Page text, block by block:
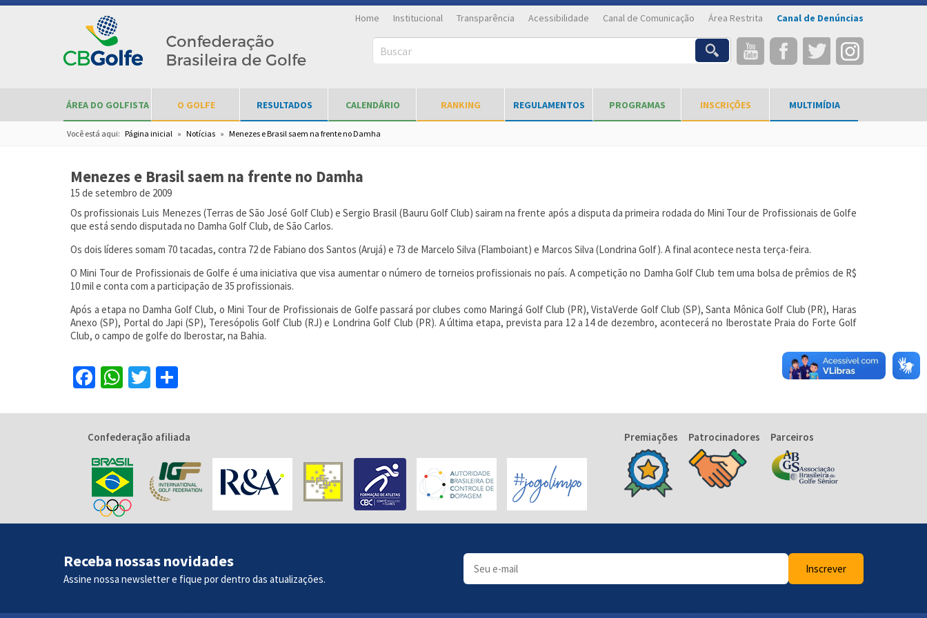
Home Institucional Transparência Acessibilidade Canal de Comunicação Área Restrita Canal de Denúncias
Buscar
ÁREA DO GOLFISTA O GOLFE RESULTADOS CALENDÁRIO RANKING REGULAMENTOS PROGRAMAS INSCRIÇÕES MULTIMÍDIA
Você está aqui: Página inicial » Notícias » Menezes e Brasil saem na frente no Damha
Menezes e Brasil saem na frente no Damha
15 de setembro de 2009
Os profissionais Luis Menezes (Terras de São José Golf Club) e Sergio Brasil (Bauru Golf Club) sairam na frente após a disputa da primeira rodada do Mini Tour de Profissionais de Golfe
que está sendo disputada no Damha Golf Club, de São Carlos.
Os dois líderes somam 70 tacadas, contra 72 de Fabiano dos Santos (Arujá) e 73 de Marcelo Silva (Flamboiant) e Marcos Silva (Londrina Golf). A final acontece nesta terça-feira.
O Mini Tour de Profissionais de Golfe é uma iniciativa que visa aumentar o número de torneios profissionais no país. A competição no Damha Golf Club tem uma bolsa de prêmios de R$
10 mil e conta com a participação de 35 profissionais.
Após a etapa no Damha Golf Club, o Mini Tour de Profissionais de Golfe passará por clubes como Maringá Golf Club (PR), VistaVerde Golf Club (SP), Santa Mônica Golf Club (PR), Haras
Anexo (SP), Portal do Japi (SP), Teresópolis Golf Club (RJ) e Londrina Golf Club (PR). A última etapa, prevista para 12 a 14 de dezembro, acontecerá no Iberostate Praia do Forte Golf
Club, o campo de golfe do Iberostar, na Bahia.
Facebook
WhatsApp
Twitter
Confederação afiliada Parceiros
Patrocinadores
Premiações
Receba nossas novidades
Assine nossa newsletter e fique por dentro das atualizações.
Inscrever